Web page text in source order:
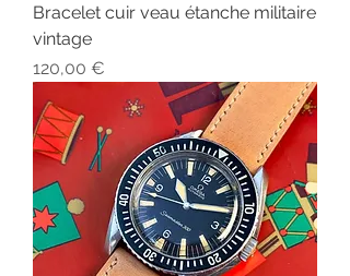
Bracelet cuir veau étanche militaire
vintage
Prix
120,00 €